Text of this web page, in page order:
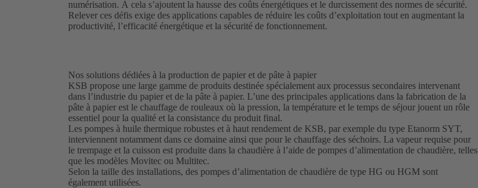
numérisation. À cela s’ajoutent la hausse des coûts énergétiques et le durcissement des normes de sécurité.
Relever ces défis exige des applications capables de réduire les coûts d’exploitation tout en augmentant la
productivité, l’efficacité énergétique et la sécurité de fonctionnement.
Nos solutions dédiées à la production de papier et de pâte à papier
KSB propose une large gamme de produits destinée spécialement aux processus secondaires intervenant
dans l’industrie du papier et de la pâte à papier. L’une des principales applications dans la fabrication de la
pâte à papier est le chauffage de rouleaux où la pression, la température et le temps de séjour jouent un rôle
essentiel pour la qualité et la consistance du produit final.
Les pompes à huile thermique robustes et à haut rendement de KSB, par exemple du type Etanorm SYT,
interviennent notamment dans ce domaine ainsi que pour le chauffage des séchoirs. La vapeur requise pour
le trempage et la cuisson est produite dans la chaudière à l’aide de pompes d’alimentation de chaudière, telles
que les modèles Movitec ou Multitec.
Selon la taille des installations, des pompes d’alimentation de chaudière de type HG ou HGM sont
également utilisées.